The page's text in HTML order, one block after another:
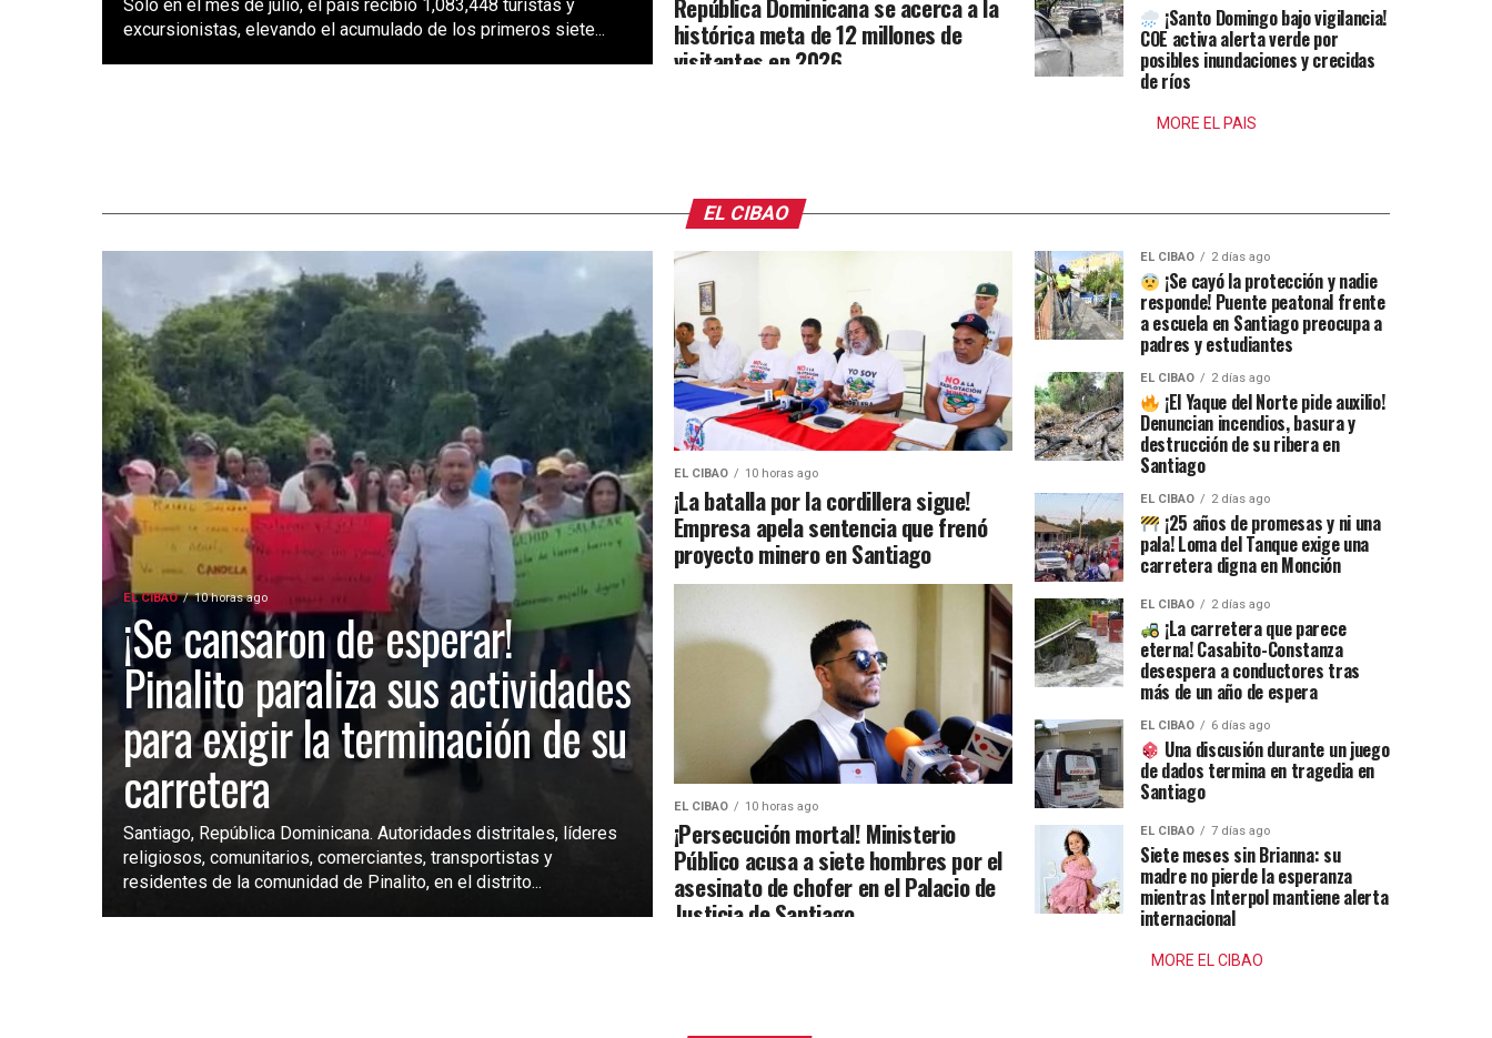
Solo en el mes de julio, el país recibió 1,083,448 turistas y
excursionistas, elevando el acumulado de los primeros siete...
República Dominicana se acerca a la
histórica meta de 12 millones de
visitantes en 2026
¡Santo Domingo bajo vigilancia!
COE activa alerta verde por
posibles inundaciones y crecidas
de ríos
MORE EL PAIS
EL CIBAO
EL CIBAO 10 horas ago
¡Se cansaron de esperar!
Pinalito paraliza sus actividades
para exigir la terminación de su
carretera
Santiago, República Dominicana. Autoridades distritales, líderes
religiosos, comunitarios, comerciantes, transportistas y
residentes de la comunidad de Pinalito, en el distrito...
EL CIBAO 10 horas ago
¡La batalla por la cordillera sigue!
Empresa apela sentencia que frenó
proyecto minero en Santiago
EL CIBAO 10 horas ago
¡Persecución mortal! Ministerio
Público acusa a siete hombres por el
asesinato de chofer en el Palacio de
Justicia de Santiago
EL CIBAO 2 días ago
¡Se cayó la protección y nadie
responde! Puente peatonal frente
a escuela en Santiago preocupa a
padres y estudiantes
EL CIBAO 2 días ago
¡El Yaque del Norte pide auxilio!
Denuncian incendios, basura y
destrucción de su ribera en
Santiago
EL CIBAO 2 días ago
¡25 años de promesas y ni una
pala! Loma del Tanque exige una
carretera digna en Monción
EL CIBAO 2 días ago
¡La carretera que parece
eterna! Casabito-Constanza
desespera a conductores tras
más de un año de espera
EL CIBAO 6 días ago
Una discusión durante un juego
de dados termina en tragedia en
Santiago
EL CIBAO 7 días ago
Siete meses sin Brianna: su
madre no pierde la esperanza
mientras Interpol mantiene alerta
internacional
MORE EL CIBAO